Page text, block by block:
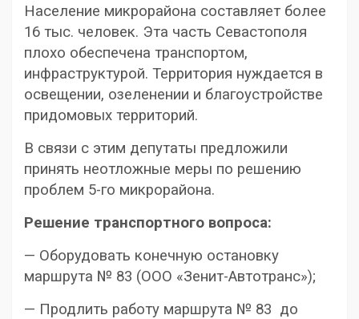
Население микрорайона составляет более
16 тыс. человек. Эта часть Севастополя
плохо обеспечена транспортом,
инфраструктурой. Территория нуждается в
освещении, озеленении и благоустройстве
придомовых территорий.
В связи с этим депутаты предложили
принять неотложные меры по решению
проблем 5-го микрорайона.
Решение транспортного вопроса:
— Оборудовать конечную остановку
маршрута № 83 (ООО «Зенит-Автотранс»);
— Продлить работу маршрута № 83 до